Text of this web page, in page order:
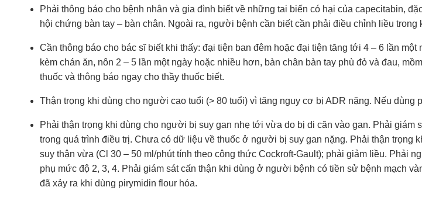
Phải thông báo cho bệnh nhân và gia đình biết về những tai biến có hại của capecitabin,
hội chứng bàn tay – bàn chân. Ngoài ra, người bệnh cần biết cần phải điều chỉnh liều trong
Cần thông báo cho bác sĩ biết khi thấy: đại tiện ban đêm hoặc đại tiện tăng tới 4 – 6 lần
kèm chán ăn, nôn 2 – 5 lần một ngày hoặc nhiều hơn, bàn chân bàn tay phù đỏ và đau,
thuốc và thông báo ngay cho thầy thuốc biết.
Thận trọng khi dùng cho người cao tuổi (> 80 tuổi) vì tăng nguy cơ bị ADR nặng. Nếu dùng
Phải thận trọng khi dùng cho người bị suy gan nhẹ tới vừa do bị di căn vào gan. Phải giám
trong quá trình điều trị. Chưa có dữ liệu về thuốc ở người bị suy gan nặng. Phải thận trọng
suy thận vừa (Cl 30 – 50 ml/phút tính theo công thức Cockroft-Gault); phải giảm liều. Phải
phụ mức độ 2, 3, 4. Phải giám sát cấn thận khi dùng ở người bệnh có tiền sử bệnh mạch
đã xảy ra khi dùng pirymidin flour hóa.